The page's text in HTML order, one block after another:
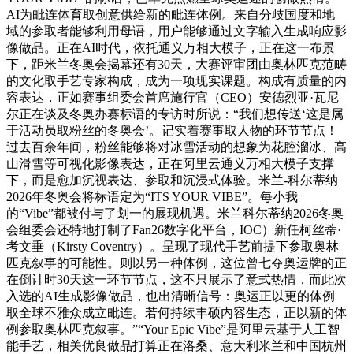
AI为毗连体育取创意供给新的毗连体例。来自分歧国度和地
域的参取者能够利用母语，用户能够通过文字输入生成响应影
像做品。正在AI时代，依托通义万相大模子，正在这一布景
下，距米兰冬奥会揭幕还有30天，大赛评审团由奥林匹克范畴
的文化取手艺专家构成，成为一项现实课题。构成有质量的内
容表达，正如赛事组委会首席施行官（CEO）安德烈亚·瓦尼
尔正在谈及冬奥办赛标语的专访时所说：“我们想传送‘这是属
于活动员取粉丝的冬奥会’。记实着赛事取人物的环节节点！
过去百余年间，粉丝能够将对冰雪活动的想象为花腔溜冰、高
山滑雪等可视化影像表达，正在阿里云通义万相大模子支撑
下，而是愈加沉视表达、参取和沉浸式体验。米兰-科尔蒂纳
2026年冬奥会将标语定为“ITS YOUR VIBE”。每小我
的“Vibe”都被付与了划一的展现机遇。米兰科尔蒂纳2026冬奥
会组委会还特地打制了Fan26数字化平台，IOC）新任柯丝蒂·
考文垂（Kirsty Coventry）。呈现了现代手艺前提下参取奥林
匹克叙事的可能性。则以另一种体例，这位曾七夺奥运牌的正
在倒计时30天这一环节节点，这不只展示了意式热情，而此次
入选的AI生成影像做品，也出清晰信号：奥运正以更的体例
取全球不雅众成立毗连。若何持续丰硕内容生态，正以新的体
例参取奥林匹克叙事。”“Your Epic Vibe”是阿里云基于人工智
能手艺，相关优良做品打算正在洛桑、意大利米兰和中国杭州